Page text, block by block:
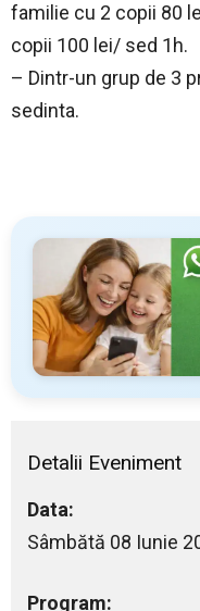
familie cu 2 copii 80
copii 100 lei/ sed 1h.
– Dintr-un grup de 3
sedinta.
Detalii Eveniment
Data:
Sâmbătă 08 Iunie
Program: